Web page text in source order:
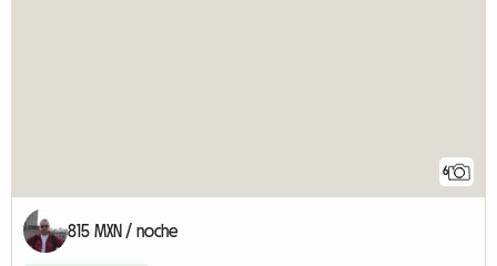
6
815 MXN / noche